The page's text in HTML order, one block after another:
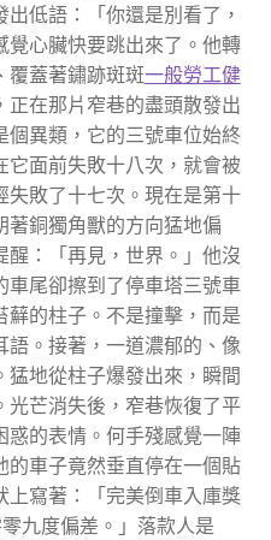
低語：「你還是別看了，
覺心臟快要跳出來了。他轉
覆蓋著鏽跡斑斑一般勞工健
在那片窄巷的盡頭散發出
個異類，它的三號車位始終
它面前失敗十八次，就會被
失敗了十七次。現在是第十
著銅獨角獸的方向猛地偏
：「再見，世界。」他沒
車尾卻擦到了停車塔三號車
的柱子。不是撞擊，而是
。接著，一道濃郁的、像
地從柱子爆發出來，瞬間
光芒消失後，窄巷恢復了平
惑的表情。何手殘感覺一陣
的車子竟然垂直停在一個貼
上寫著：「完美倒車入庫獎
九度偏差。」落款人是